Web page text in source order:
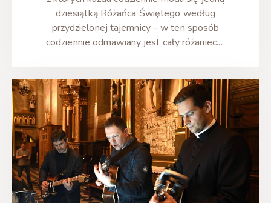
dziesiątką Różańca Świętego według
przydzielonej tajemnicy – w ten sposób
codziennie odmawiany jest cały różaniec.…